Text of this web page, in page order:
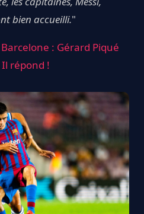
bien accueilli."
Barcelone : Gérard Piqué
répond !